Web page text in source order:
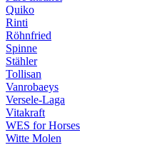
Quiko
Rinti
Röhnfried
Spinne
Stähler
Tollisan
Vanrobaeys
Versele-Laga
Vitakraft
WES for Horses
Witte Molen